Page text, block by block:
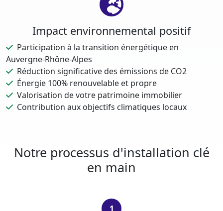
Impact environnemental positif
Participation à la transition énergétique en
Auvergne-Rhône-Alpes
Réduction significative des émissions de CO2
Énergie 100% renouvelable et propre
Valorisation de votre patrimoine immobilier
Contribution aux objectifs climatiques locaux
Notre processus d'installation clé
en main
1